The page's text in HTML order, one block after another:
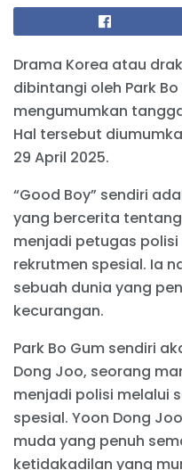
Drama Korea atau
dibintangi oleh Park Bo
mengumumkan
Hal tersebut
29 April 2025.
“Good Boy” sendiri
yang bercerita
menjadi petugas
rekrutmen spesial. Ia
sebuah dunia yang
kecurangan.
Park Bo Gum sendiri
Dong Joo, seorang
menjadi polisi melalui
spesial. Yoon Dong
muda yang penuh
ketidakadilan yang